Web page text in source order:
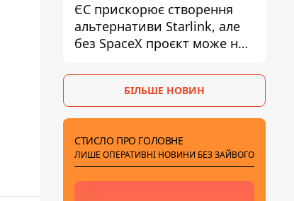
ЄС прискорює створення
альтернативи Starlink, але
без SpaceX проєкт може не
БІЛЬШЕ НОВИН
СТИСЛО ПРО ГОЛОВНЕ
ЛИШЕ ОПЕРАТИВНІ НОВИНИ БЕЗ ЗАЙВОГО